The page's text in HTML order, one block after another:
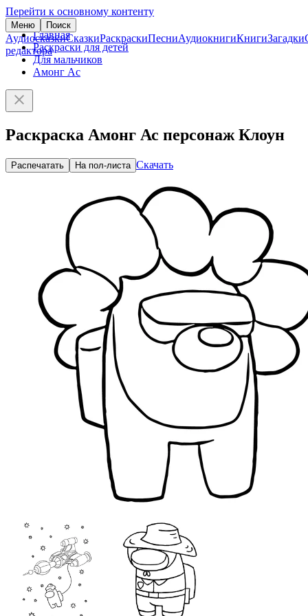
Перейти к основному контенту
Меню Поиск
АудиосказкиСказкиРаскраскиПесниАудиокнигиКнигиЗагадки
редактора
Главная
Раскраски для детей
Для мальчиков
Амонг Ас
Раскраска Амонг Ас персонаж Клоун
Распечатать На пол-листа Скачать